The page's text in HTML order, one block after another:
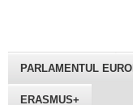
PARLAMENTUL
ERASMUS+